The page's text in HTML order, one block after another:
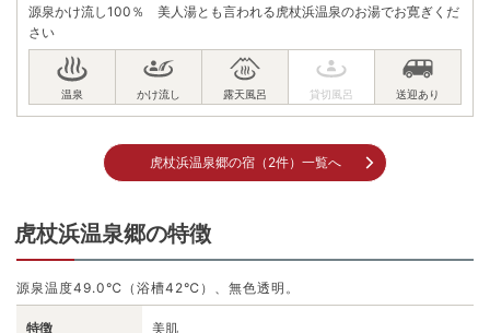
源泉かけ流し100％ 美人湯とも言われる虎杖浜温泉のお湯でお寛ぎくだ
さい
虎杖浜温泉郷の宿（2件）一覧へ
虎杖浜温泉郷の特徴
源泉温度49.0℃（浴槽42℃）、無色透明。
特徴 美肌